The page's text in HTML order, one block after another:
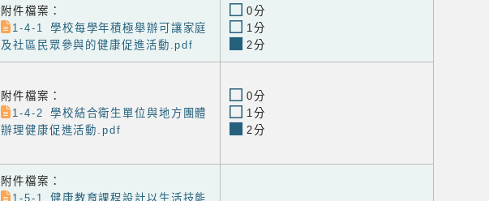
附件檔案：
1-4-1 學校每學年積極舉辦可讓家庭
及社區民眾參與的健康促進活動.pdf
0分
1分
2分
附件檔案：
1-4-2 學校結合衛生單位與地方團體
辦理健康促進活動.pdf
0分
1分
2分
附件檔案：
1-5-1 健康教育課程設計以生活技能